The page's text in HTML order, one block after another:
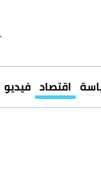
اقتصاد فيديو